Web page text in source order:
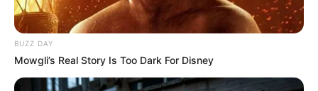
INTERASEO
Gerente de Ibagué Limpia
lanza fuertes críticas al
gerente de IGNIKO
BUZZ DAY
Mowgli’s Real Story Is Too Dark For Disney